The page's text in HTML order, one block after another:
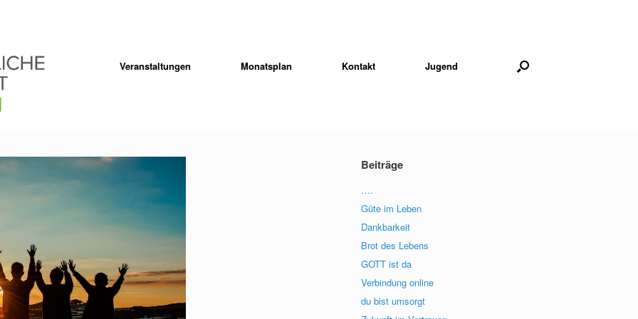
Veranstaltungen Monatsplan Kontakt Jugend
Beiträge
….
Güte im Leben
Dankbarkeit
Brot des Lebens
GOTT ist da
Verbindung online
du bist umsorgt